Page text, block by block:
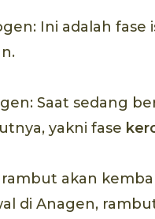
Ini adalah
Saat sedang
yakni fase
rambut akan
di Anagen,